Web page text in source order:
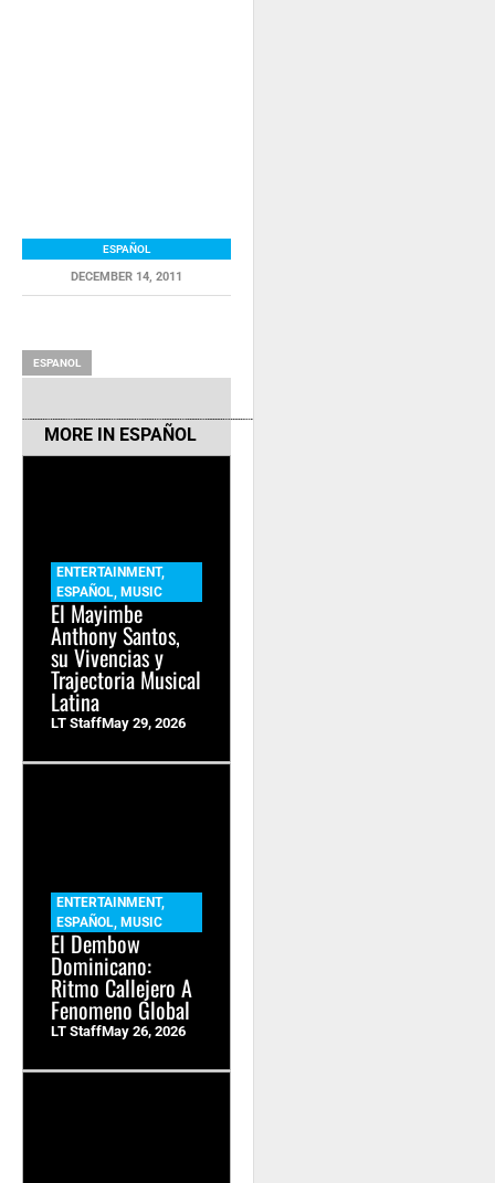
ESPAÑOL
DECEMBER 14, 2011
ESPANOL
MORE IN ESPAÑOL
ENTERTAINMENT,
ESPAÑOL, MUSIC
El Mayimbe
Anthony Santos,
su Vivencias y
Trajectoria Musical
Latina
LT StaffMay 29, 2026
ENTERTAINMENT,
ESPAÑOL, MUSIC
El Dembow
Dominicano:
Ritmo Callejero A
Fenomeno Global
LT StaffMay 26, 2026